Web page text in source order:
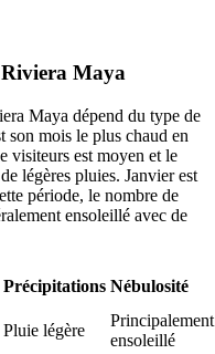
Maya
Maya dépend du type de
son mois le plus chaud en
visiteurs est moyen et le
légères pluies. Janvier est
période, le nombre de
ensoleillé avec de
Précipitations Nébulosité
Pluie légère
Principalement
ensoleillé